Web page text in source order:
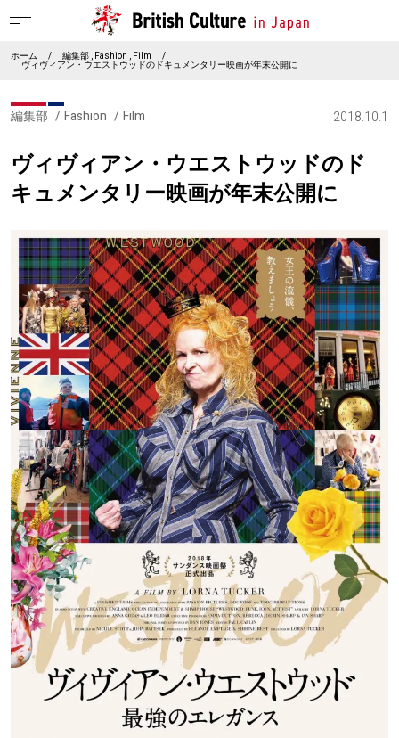
ホーム / 編集部 Fashion Film /
ヴィヴィアン・ウエストウッドのドキュメンタリー映画が年末公開に
編集部 Fashion Film 2018.10.1
ヴィヴィアン・ウエストウッドのド
キュメンタリー映画が年末公開に